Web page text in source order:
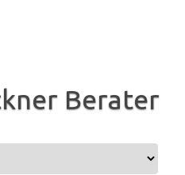
Berater